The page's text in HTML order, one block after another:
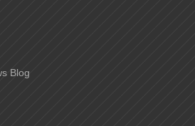
Blog